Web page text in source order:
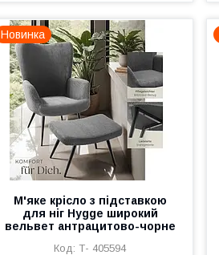
Новинка
М'яке крісло з підставкою
для ніг Hygge широкий
вельвет антрацитово-чорне
Т- 405594